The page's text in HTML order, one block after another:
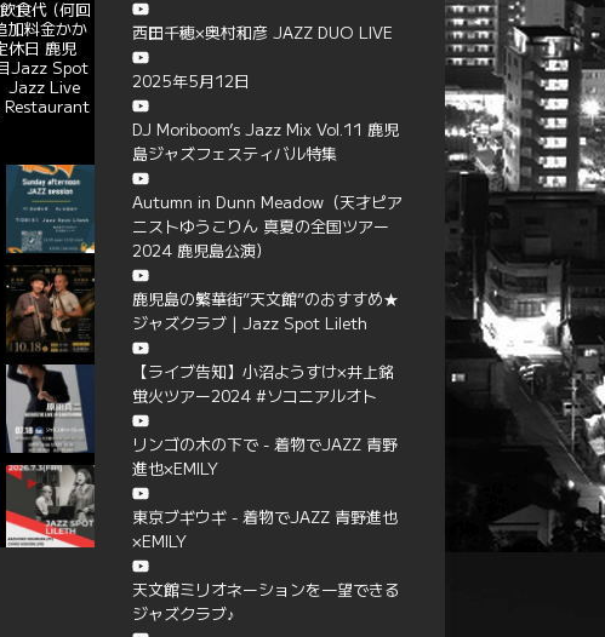
食代(何回
加料金かか
休日 鹿児
Jazz Spot
Jazz Live
Restaurant
西田千穂×奥村和彦 JAZZ DUO LIVE
2025年5月12日
DJ Moriboom’s Jazz Mix Vol.11 鹿児
島ジャズフェスティバル特集
Autumn in Dunn Meadow（天才ピア
ニストゆうこりん 真夏の全国ツアー
2024 鹿児島公演）
鹿児島の繁華街”天文館”のおすすめ★
ジャズクラブ | Jazz Spot Lileth
【ライブ告知】小沼ようすけ×井上銘
蛍火ツアー2024 #ソコニアルオト
リンゴの木の下で - 着物でJAZZ 青野
進也×EMILY
東京ブギウギ - 着物でJAZZ 青野進也
×EMILY
天文館ミリオネーションを一望できる
ジャズクラブ♪